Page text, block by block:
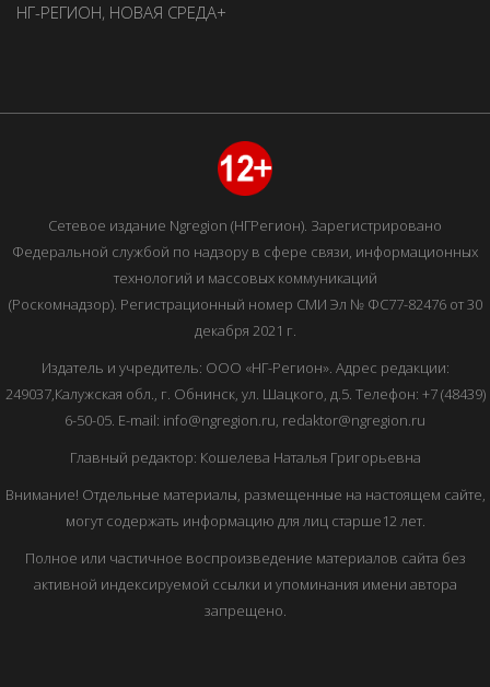
НГ-РЕГИОН, НОВАЯ СРЕДА+
Сетевое издание Ngregion (НГРегион). Зарегистрировано
Федеральной службой по надзору в сфере связи, информационных
технологий и массовых коммуникаций
(Роскомнадзор). Регистрационный номер СМИ Эл № ФС77-82476 от 30
декабря 2021 г.
Издатель и учредитель: ООО «НГ-Регион». Адрес редакции:
249037,Калужская обл., г. Обнинск, ул. Шацкого, д.5. Телефон: +7 (48439)
6-50-05. E-mail: info@ngregion.ru, redaktor@ngregion.ru
Главный редактор: Кошелева Наталья Григорьевна
Внимание! Отдельные материалы, размещенные на настоящем сайте,
могут содержать информацию для лиц старше12 лет.
Полное или частичное воспроизведение материалов сайта без
активной индексируемой ссылки и упоминания имени автора
запрещено.